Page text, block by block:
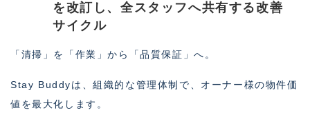
を改訂し、全スタッフへ共有する改善
サイクル
「清掃」を「作業」から「品質保証」へ。
Stay Buddyは、組織的な管理体制で、オーナー様の物件価
値を最大化します。